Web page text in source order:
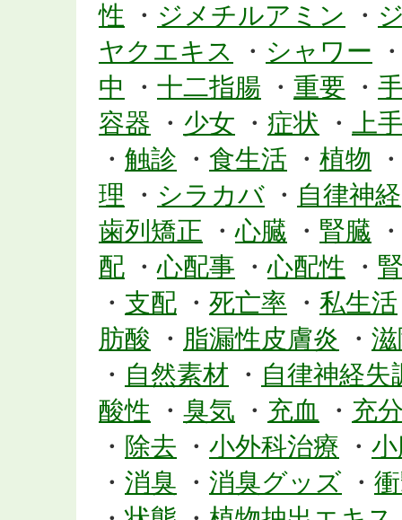
性 ・ ジメチルアミン ・
ヤクエキス
・ シャワー
中 ・ 十二指腸 ・ 重要 ・
容器 ・ 少女 ・ 症状 ・
上
・ 触診 ・ 食生活 ・ 植物
理 ・ シラカバ ・ 自律神経
歯列矯正 ・心臓 ・ 腎臓
配 ・心配事 ・心配性 ・
・ 支配 ・ 死亡率 ・ 私生活
肪酸 ・ 脂漏性皮膚炎 ・
・ 自然素材 ・ 自律神経失
酸性 ・ 臭気 ・ 充血 ・ 充
・ 除去 ・ 小外科治療 ・
・ 消臭 ・ 消臭グッズ ・